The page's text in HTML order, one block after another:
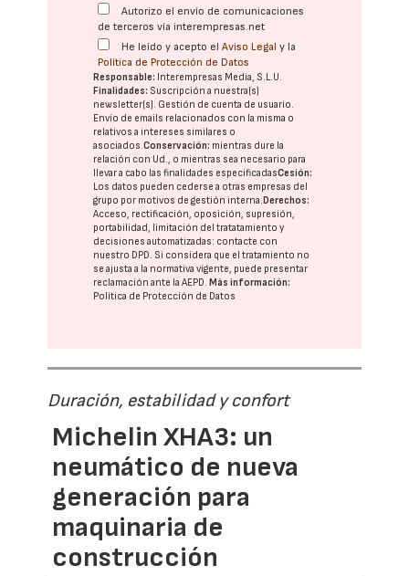
Autorizo el envío de comunicaciones
de terceros vía interempresas.net
He leído y acepto elAviso Legal y la
Política de Protección de Datos
Responsable: Interempresas Media, S.L.U.
Finalidades: Suscripción a nuestra(s)
newsletter(s). Gestión de cuenta de usuario.
Envío de emails relacionados con la misma o
relativos a intereses similares o
asociados.Conservación: mientras dure la
relación con Ud., o mientras sea necesario para
llevar a cabo las finalidades especificadasCesión:
Los datos pueden cederse a otras empresas del
grupo por motivos de gestión interna. Derechos:
Acceso, rectificación, oposición, supresión,
portabilidad, limitación del tratatamiento y
decisiones automatizadas: contacte con
nuestro DPD. Si considera que el tratamiento no
se ajusta a la normativa vigente, puede presentar
reclamación ante laAEPD. Más información:
Política de Protección de Datos
Duración, estabilidad y confort
Michelin XHA3: un
neumático de nueva
generación para
maquinaria de
construcción